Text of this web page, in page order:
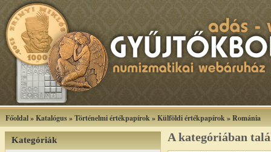
Főoldal»Katalógus»Történelmi értékpapírok»Külföldi értékpapírok»Románia
Kategóriák A kategóriában